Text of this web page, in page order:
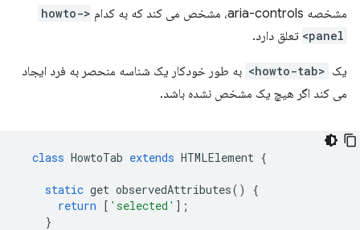
مشخصه aria-controls، مشخص می کند که به کدام
<howto-
panel>
تعلق دارد.
یک <howto-tab>
به طور خودکار یک شناسه منحصر به فرد ایجاد
می کند اگر هیچ یک مشخص نشده باشد.
class HowtoTab extends HTMLElement {
static get observedAttributes()
{
return [ 'selected' ];
}